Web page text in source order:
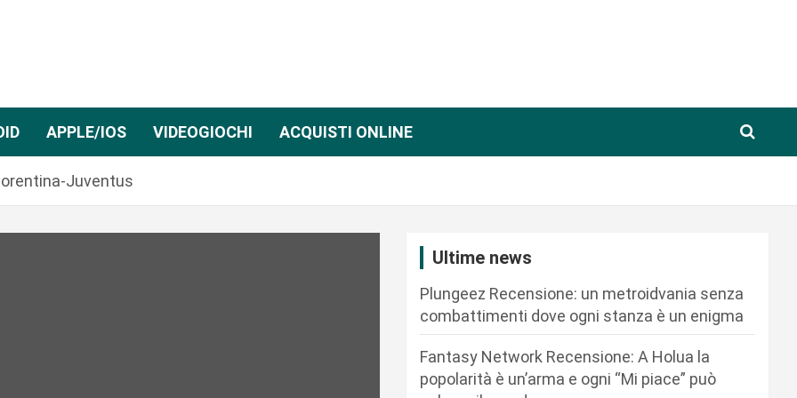
APPLE/IOS VIDEOGIOCHI ACQUISTI ONLINE
Juventus
Ultime news
Plungeez Recensione: un metroidvania senza
combattimenti dove ogni stanza è un enigma
Fantasy Network Recensione: A Holua la
popolarità è un’arma e ogni “Mi piace” può